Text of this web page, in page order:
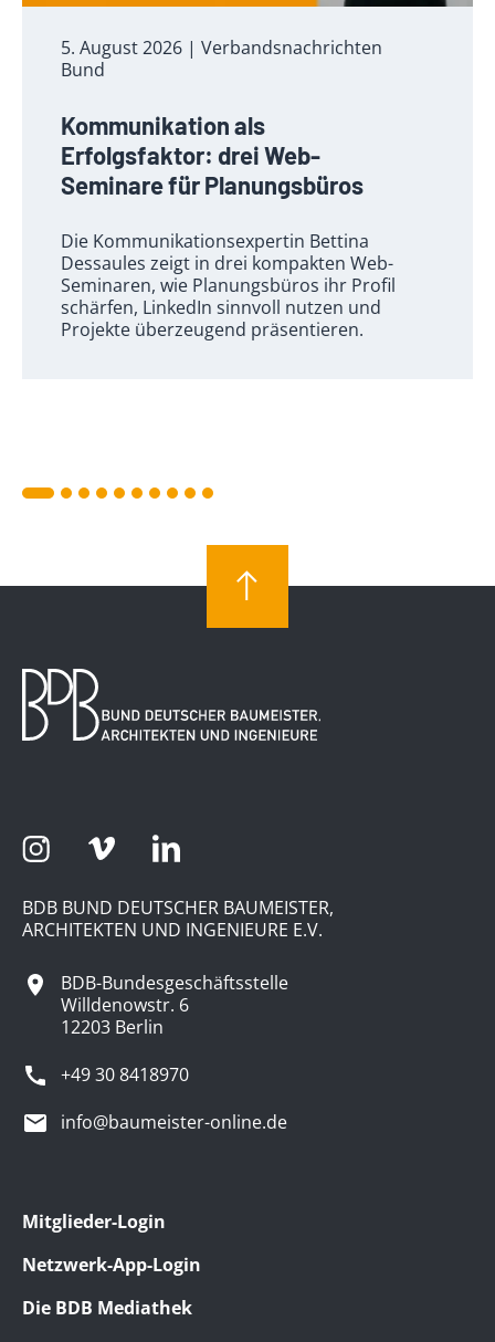
5. August 2026 | Verbandsnachrichten
Bund
Kommunikation als
Erfolgsfaktor: drei Web-
Seminare für Planungsbüros
Die Kommunikationsexpertin Bettina
Dessaules zeigt in drei kompakten Web-
Seminaren, wie Planungsbüros ihr Profil
schärfen, LinkedIn sinnvoll nutzen und
Projekte überzeugend präsentieren.
BDB BUND DEUTSCHER BAUMEISTER,
ARCHITEKTEN UND INGENIEURE E.V.
BDB-Bundesgeschäftsstelle
Willdenowstr. 6
12203 Berlin
+49 30 8418970
info@baumeister-online.de
Mitglieder-Login
Netzwerk-App-Login
Die BDB Mediathek